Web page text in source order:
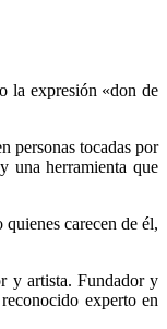
la expresión «don de
personas tocadas por
una herramienta que
carecen de él,
y artista. Fundador y
experto en